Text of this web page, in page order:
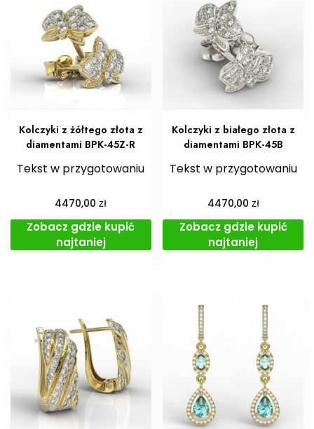
Kolczyki z żółtego złota z
diamentami BPK-45Z-R
Tekst w przygotowaniu
4470,00zł
Zobacz gdzie kupić
najtaniej
Kolczyki z białego złota z
diamentami BPK-45B
Tekst w przygotowaniu
4470,00 zł
Zobacz gdzie kupić
najtaniej